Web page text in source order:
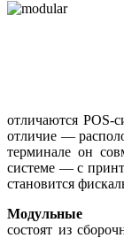
отличаются POS-
отличие —
терминале он
системе — с
становится
Модульные
состоят из